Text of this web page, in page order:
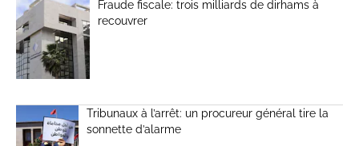
Fraude fiscale: trois milliards de dirhams à
recouvrer
Tribunaux à l’arrêt: un procureur général tire la
sonnette d’alarme